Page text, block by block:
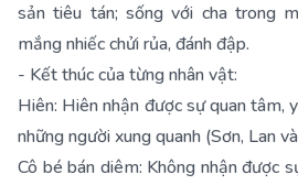
sản tiêu tán; sống với cha trong
mắng nhiếc chửi rủa, đánh đập.
- Kết thúc của từng nhân vật:
Hiên: Hiên nhận được sự quan tâm,
những người xung quanh (Sơn, Lan
Cô bé bán diêm: Không nhận được